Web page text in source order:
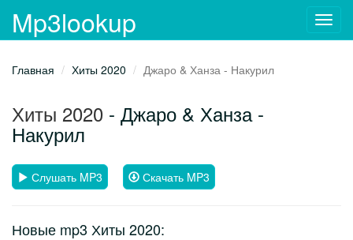
Mp3lookup
Главная Хиты 2020 Джаро & Ханза - Накурил
Хиты 2020 - Джаро & Ханза -
Накурил
Слушать MP3 Скачать MP3
Новые mp3 Хиты 2020: